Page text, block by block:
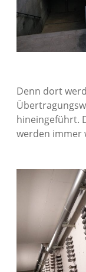
Denn dort
hineingeführt.
werden immer